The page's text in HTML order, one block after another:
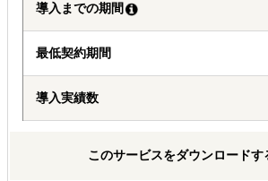
導入までの期間
最低契約期間
導入実績数
このサービスをダウンロードす